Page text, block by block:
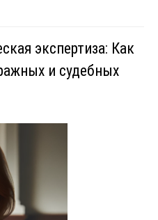
экспертиза: Как
и судебных